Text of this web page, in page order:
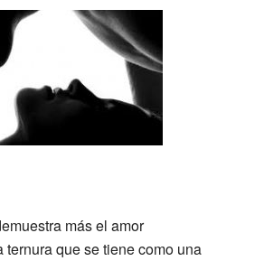
más el amor
que se tiene como una